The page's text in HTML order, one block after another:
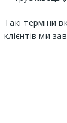
Такі терміни
клієнтів ми